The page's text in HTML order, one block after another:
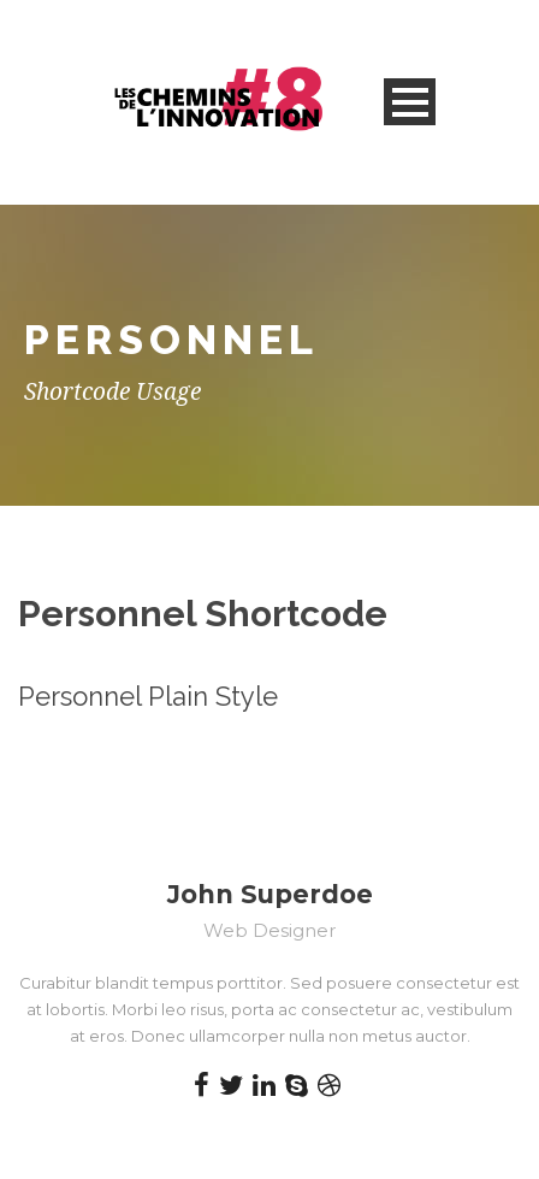
PERSONNEL
Shortcode Usage
Personnel Shortcode
Personnel Plain Style
John Superdoe
Web Designer
Curabitur blandit tempus porttitor. Sed posuere consectetur est
at lobortis. Morbi leo risus, porta ac consectetur ac, vestibulum
at eros. Donec ullamcorper nulla non metus auctor.